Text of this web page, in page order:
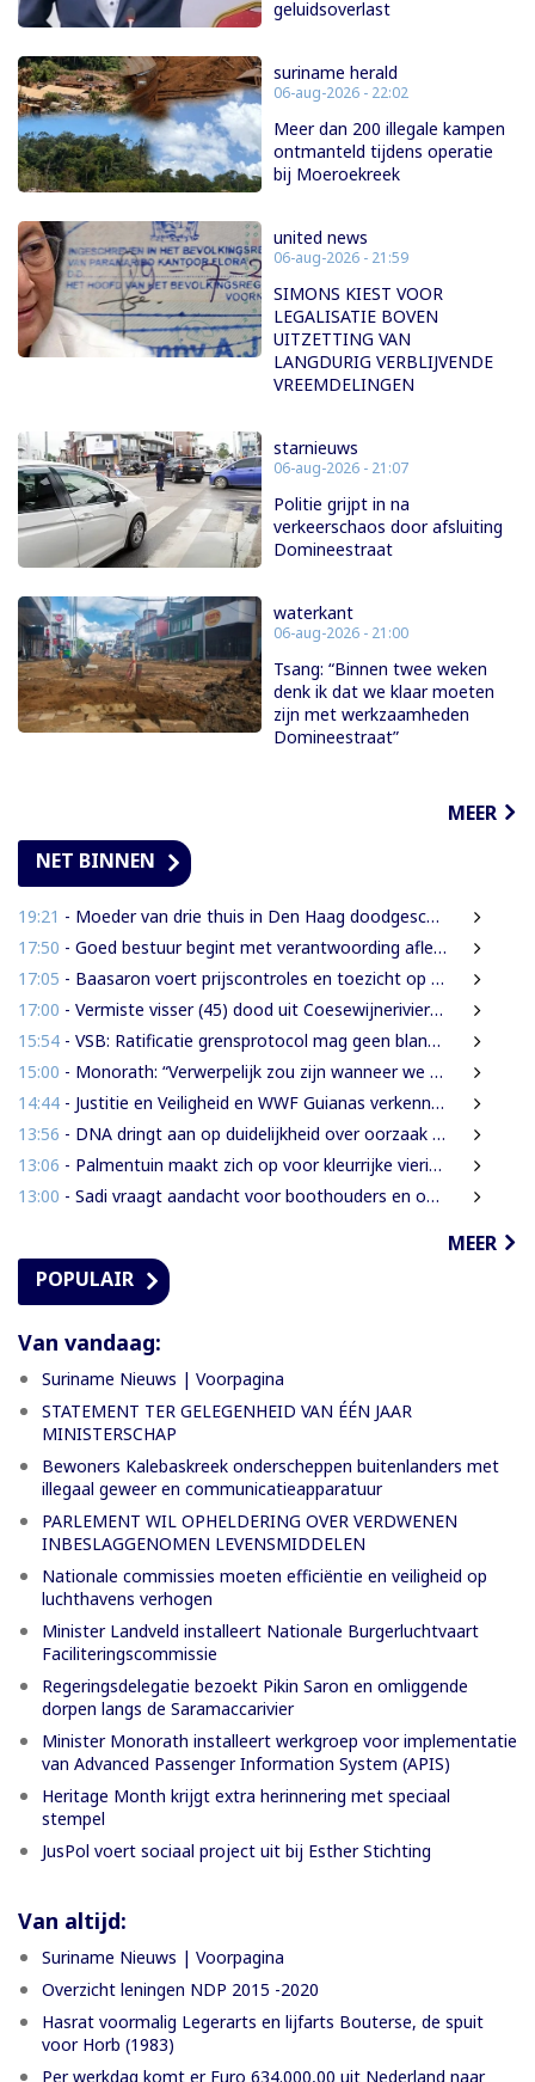
geluidsoverlast
suriname herald
06-aug-2026 - 22:02
Meer dan 200 illegale kampen
ontmanteld tijdens operatie
bij Moeroekreek
united news
06-aug-2026 - 21:59
SIMONS KIEST VOOR
LEGALISATIE BOVEN
UITZETTING VAN
LANGDURIG VERBLIJVENDE
VREEMDELINGEN
starnieuws
06-aug-2026 - 21:07
Politie grijpt in na
verkeerschaos door afsluiting
Domineestraat
waterkant
06-aug-2026 - 21:00
Tsang: “Binnen twee weken
denk ik dat we klaar moeten
zijn met werkzaamheden
Domineestraat”
MEER
NET BINNEN
19:21 - Moeder van drie thuis in Den Haag doodgeschoten; verdachte ex-partner opgepakt na vluchten
17:50 - Goed bestuur begint met verantwoording afleggen
17:05 - Baasaron voert prijscontroles en toezicht op voedselveiligheid op
17:00 - Vermiste visser (45) dood uit Coesewijnerivier gehaald
15:54 - VSB: Ratificatie grensprotocol mag geen blanco cheque zijn
15:00 - Monorath: “Verwerpelijk zou zijn wanneer we de dingen zouden bedekken met de mantel der liefde”
14:44 - Justitie en Veiligheid en WWF Guianas verkennen verdere samenwerking
13:56 - DNA dringt aan op duidelijkheid over oorzaak massale vissterfte
13:06 - Palmentuin maakt zich op voor kleurrijke viering Dag der Inheemsen
13:00 - Sadi vraagt aandacht voor boothouders en overbelasting Wijdenboschbrug
MEER
POPULAIR
Van vandaag:
Suriname Nieuws | Voorpagina
STATEMENT TER GELEGENHEID VAN ÉÉN JAAR
MINISTERSCHAP
Bewoners Kalebaskreek onderscheppen buitenlanders met
illegaal geweer en communicatieapparatuur
PARLEMENT WIL OPHELDERING OVER VERDWENEN
INBESLAGGENOMEN LEVENSMIDDELEN
Nationale commissies moeten efficiëntie en veiligheid op
luchthavens verhogen
Minister Landveld installeert Nationale Burgerluchtvaart
Faciliteringscommissie
Regeringsdelegatie bezoekt Pikin Saron en omliggende
dorpen langs de Saramaccarivier
Minister Monorath installeert werkgroep voor implementatie
van Advanced Passenger Information System (APIS)
Heritage Month krijgt extra herinnering met speciaal
stempel
JusPol voert sociaal project uit bij Esther Stichting
Van altijd:
Suriname Nieuws | Voorpagina
Overzicht leningen NDP 2015 -2020
Hasrat voormalig Legerarts en lijfarts Bouterse, de spuit
voor Horb (1983)
Per werkdag komt er Euro 634.000,00 uit Nederland naar